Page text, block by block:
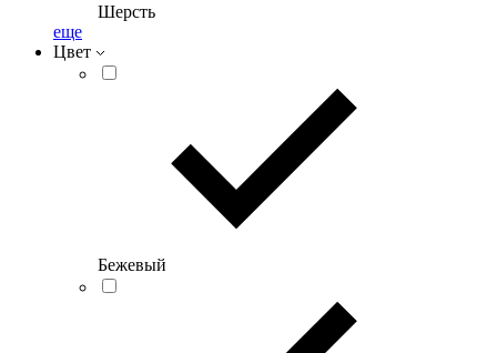
Шерсть
еще
Цвет
Бежевый